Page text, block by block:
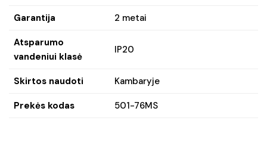
Garantija 2 metai
Atsparumo
vandeniui klasė
IP20
Skirtos naudoti Kambaryje
Prekės kodas 501-76MS